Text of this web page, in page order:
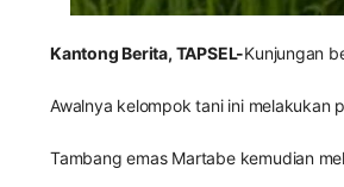
Kantong Berita, TAPSEL-Kunjungan
Awalnya kelompok tani ini melakukan
Tambang emas Martabe kemudian